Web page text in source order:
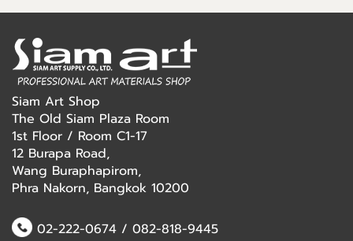
Siam Art Shop
The Old Siam Plaza Room
1st Floor / Room C1-17
12 Burapa Road,
Wang Buraphapirom,
Phra Nakorn, Bangkok 10200
02-222-0674/ 082-818-9445